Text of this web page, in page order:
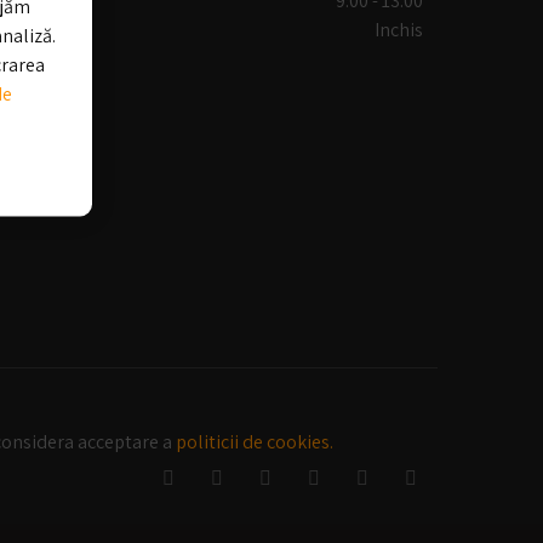
Duminica:
Inchis
acceptare a politicii de cookies.